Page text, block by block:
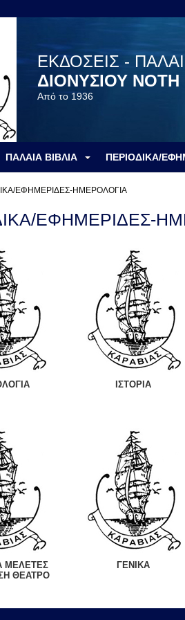
ΕΚΔΟΣΕΙΣ -
ΔΙΟΝΥΣΙΟΥ ΝΟΤΗ
Από το 1936
ΠΑΛΑΙΑ ΒΙΒΛΙΑ ΠΕΡΙΟΔΙΚΑ/
ΕΦΗΜΕΡΙΔΕΣ-ΗΜΕΡΟΛΟΓΙΑ
ΕΦΗΜΕΡΙΔΕΣ-
ΙΣΤΟΡΙΑ
ΜΕΛΕΤΕΣ
ΘΕΑΤΡΟ
ΓΕΝΙΚΑ